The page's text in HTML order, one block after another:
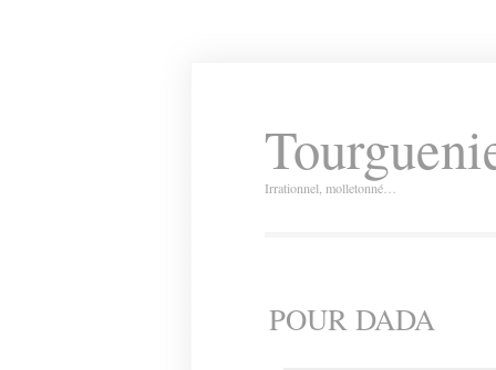
Irrationnel, molletonné…
POUR DADA